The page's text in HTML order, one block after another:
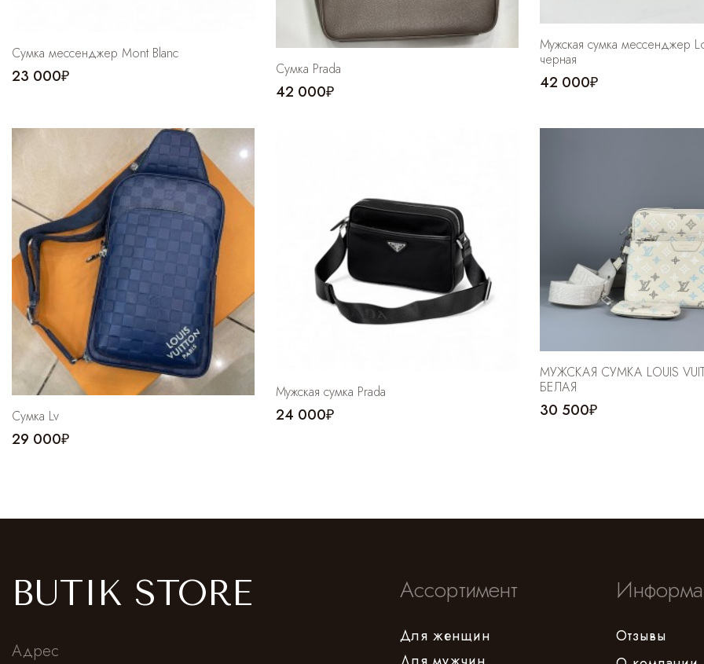
Сумка мессенджер Mont Blanc
23 000₽ Сумка Prada
42 000₽
Мужская сумка мессенджер
черная
42 000₽
Сумка Lv
29 000₽
Мужская сумка Prada
24 000₽
МУЖСКАЯ СУМКА LOUIS
БЕЛАЯ
30 500₽
BUTIK STORE
Адрес
Ассортимент
Для женщин
Отзывы